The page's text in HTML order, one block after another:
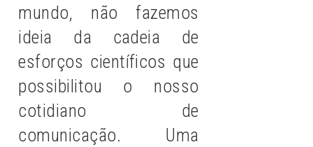
mundo, não fazemos
ideia da cadeia de
esforços científicos que
possibilitou o nosso
cotidiano de
comunicação. Uma